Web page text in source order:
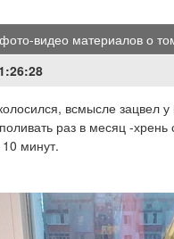
видео материалов о
всмысле зацвел
раз в месяц -
10 минут.